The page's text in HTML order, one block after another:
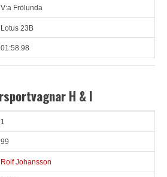
V:a Frölunda
Lotus 23B
01:58.98
H & I
1
99
Rolf Johansson